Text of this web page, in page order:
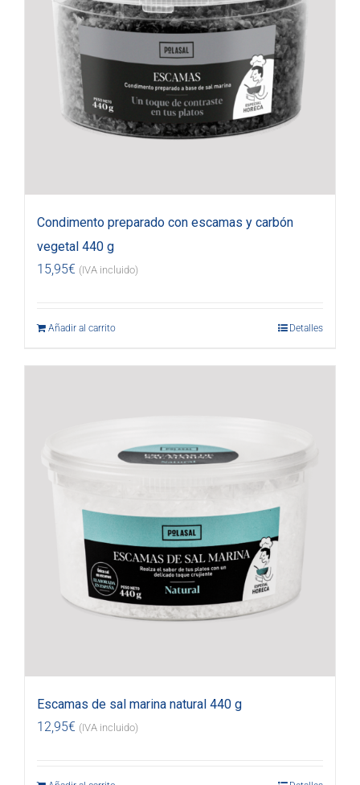
Condimento preparado con escamas y carbón
vegetal 440 g
15,95€ (IVA incluido)
Añadir al carrito Detalles
Escamas de sal marina natural 440 g
12,95€ (IVA incluido)